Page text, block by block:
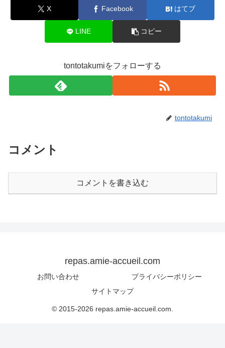
X Facebook はてブ
LINE コピー
tontotakumiをフォローする
tontotakumi
コメント
コメントを書き込む
repas.amie-accueil.com
お問い合わせ
プライバシーポリシー
サイトマップ
© 2015-2026 repas.amie-accueil.com.